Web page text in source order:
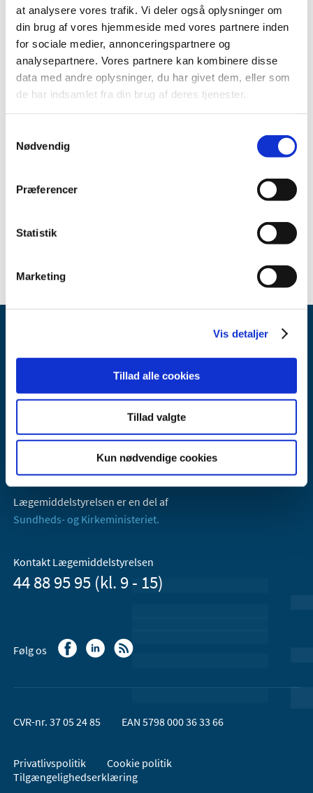
at analysere vores trafik. Vi deler også oplysninger om
din brug af vores hjemmeside med vores partnere inden
for sociale medier, annonceringspartnere og
analysepartnere. Vores partnere kan kombinere disse
data med andre oplysninger, du har givet dem, eller som
de har indsamlet fra din brug af deres tjenester.
Nødvendig
Præferencer
Statistik
Marketing
Vis detaljer
Tillad alle cookies
Tillad valgte
Kun nødvendige cookies
Emner
Medicinsk udstyr
2015 (1)
december (1)
Axel Heides Gade 1
2300 København S
Email:
Lægemiddelstyrelsen er en del af
Sundheds- og Kirkeministeriet.
Kontakt Lægemiddelstyrelsen
44 88 95 95 (kl. 9 - 15)
Følg os
CVR-nr. 37 05 24 85 EAN 5798 000 36 33 66
Privatlivspolitik
Cookie politik
Tilgængelighedserklæring